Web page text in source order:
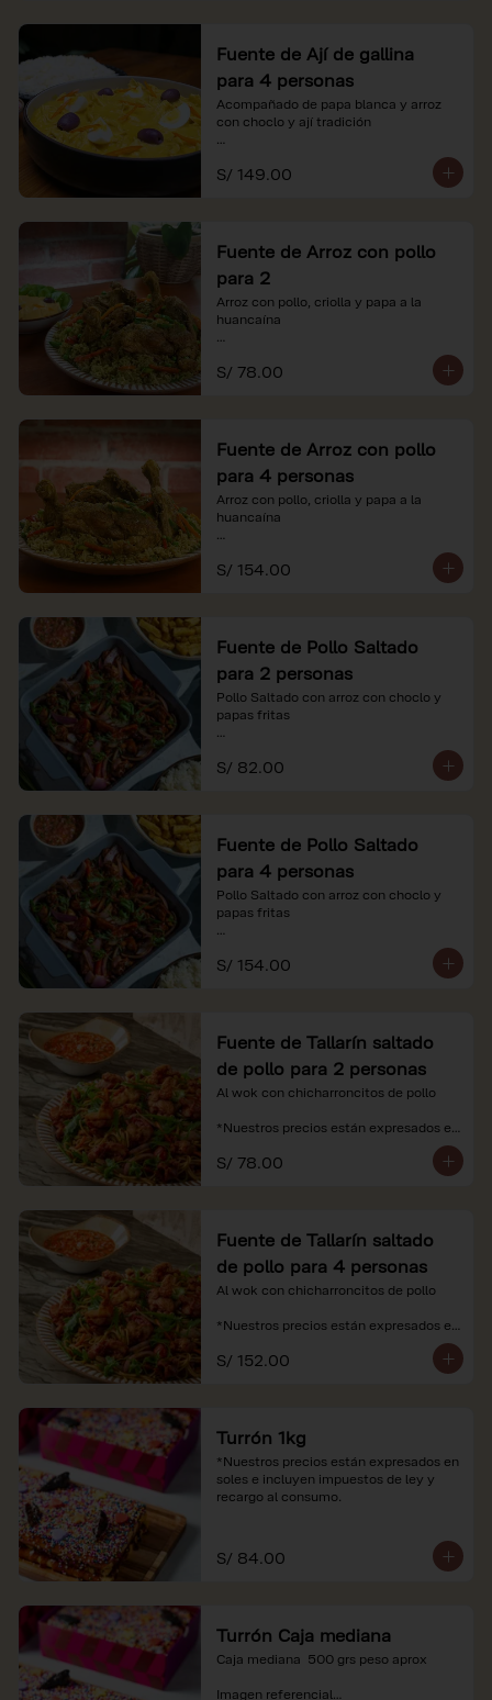
Fuente de Ají de gallina
para 4 personas
Acompañado de papa blanca y arroz
con choclo y ají tradición
*Nuestros precios están expresados en
soles e incluyen impuestos de ley y
S/ 149.00
Fuente de Arroz con pollo
para 2
Arroz con pollo, criolla y papa a la
huancaína
*Nuestros precios están expresados en
soles e incluyen impuestos de ley y
S/ 78.00
Fuente de Arroz con pollo
para 4 personas
Arroz con pollo, criolla y papa a la
huancaína
*Nuestros precios están expresados en
soles e incluyen impuestos de ley y
S/ 154.00
Fuente de Pollo Saltado
para 2 personas
Pollo Saltado con arroz con choclo y
papas fritas
*Nuestros precios están expresados en
soles e incluyen impuestos de ley y
S/ 82.00
Fuente de Pollo Saltado
para 4 personas
Pollo Saltado con arroz con choclo y
papas fritas
*Nuestros precios están expresados en
soles e incluyen impuestos de ley y
S/ 154.00
Fuente de Tallarín saltado
de pollo para 2 personas
Al wok con chicharroncitos de pollo
*Nuestros precios están expresados en
recargo al consumo.
S/ 78.00
Fuente de Tallarín saltado
de pollo para 4 personas
Al wok con chicharroncitos de pollo
*Nuestros precios están expresados en
recargo al consumo.
S/ 152.00
Turrón 1kg
*Nuestros precios están expresados en
soles e incluyen impuestos de ley y
recargo al consumo.
S/ 84.00
Turrón Caja mediana
Caja mediana  500 grs peso aprox
Imagen referencial